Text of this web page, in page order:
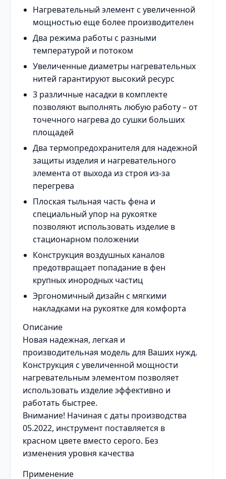
Нагревательный элемент с увеличенной
мощностью еще более производителен
Два режима работы с разными
температурой и потоком
Увеличенные диаметры нагревательных
нитей гарантируют высокий ресурс
3 различные насадки в комплекте
позволяют выполнять любую работу – от
точечного нагрева до сушки больших
площадей
Два термопредохранителя для надежной
защиты изделия и нагревательного
элемента от выхода из строя из-за
перегрева
Плоская тыльная часть фена и
специальный упор на рукоятке
позволяют использовать изделие в
стационарном положении
Конструкция воздушных каналов
предотвращает попадание в фен
крупных инородных частиц
Эргономичный дизайн с мягкими
накладками на рукоятке для комфорта
Описание
Новая надежная, легкая и
производительная модель для Ваших нужд.
Конструкция с увеличенной мощности
нагревательным элементом позволяет
использовать изделие эффективно и
работать быстрее.
Внимание! Начиная с даты производства
05.2022, инструмент поставляется в
красном цвете вместо серого. Без
изменения уровня качества
Применение